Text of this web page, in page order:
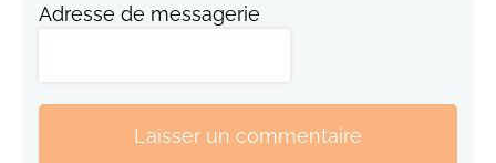
Adresse de messagerie
Laisser un commentaire